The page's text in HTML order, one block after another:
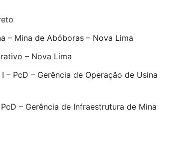
– Mina de Abóboras – Nova Lima
– Nova Lima
PcD – Gerência de Operação de Usina
– Gerência de Infraestrutura de Mina